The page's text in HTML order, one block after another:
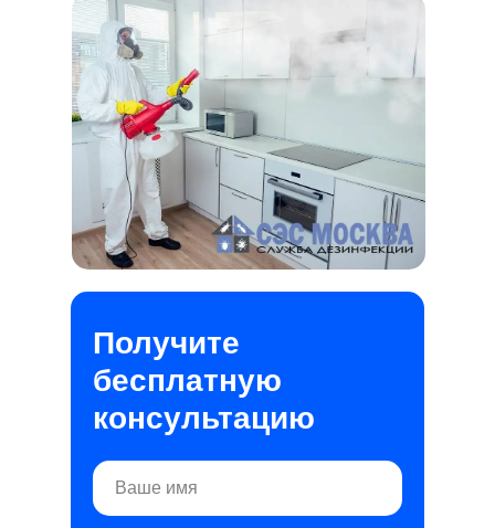
Получите
бесплатную
консультацию